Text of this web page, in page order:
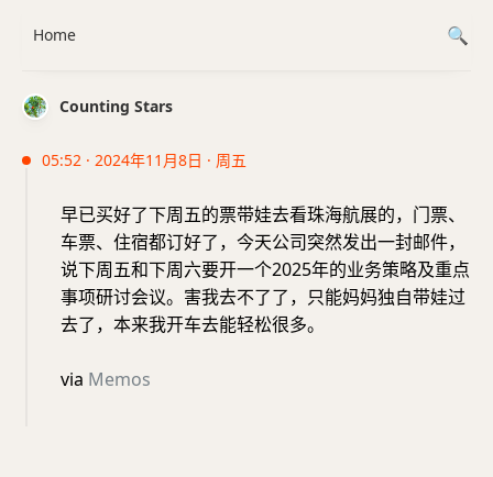
Counting Stars
05:52 · 2024年11月8日 · 周五
早已买好了下周五的票带娃去看珠海航展的，门票、
车票、住宿都订好了，今天公司突然发出一封邮件，
说下周五和下周六要开一个2025年的业务策略及重点
事项研讨会议。害我去不了了，只能妈妈独自带娃过
去了，本来我开车去能轻松很多。
via Memos
Home